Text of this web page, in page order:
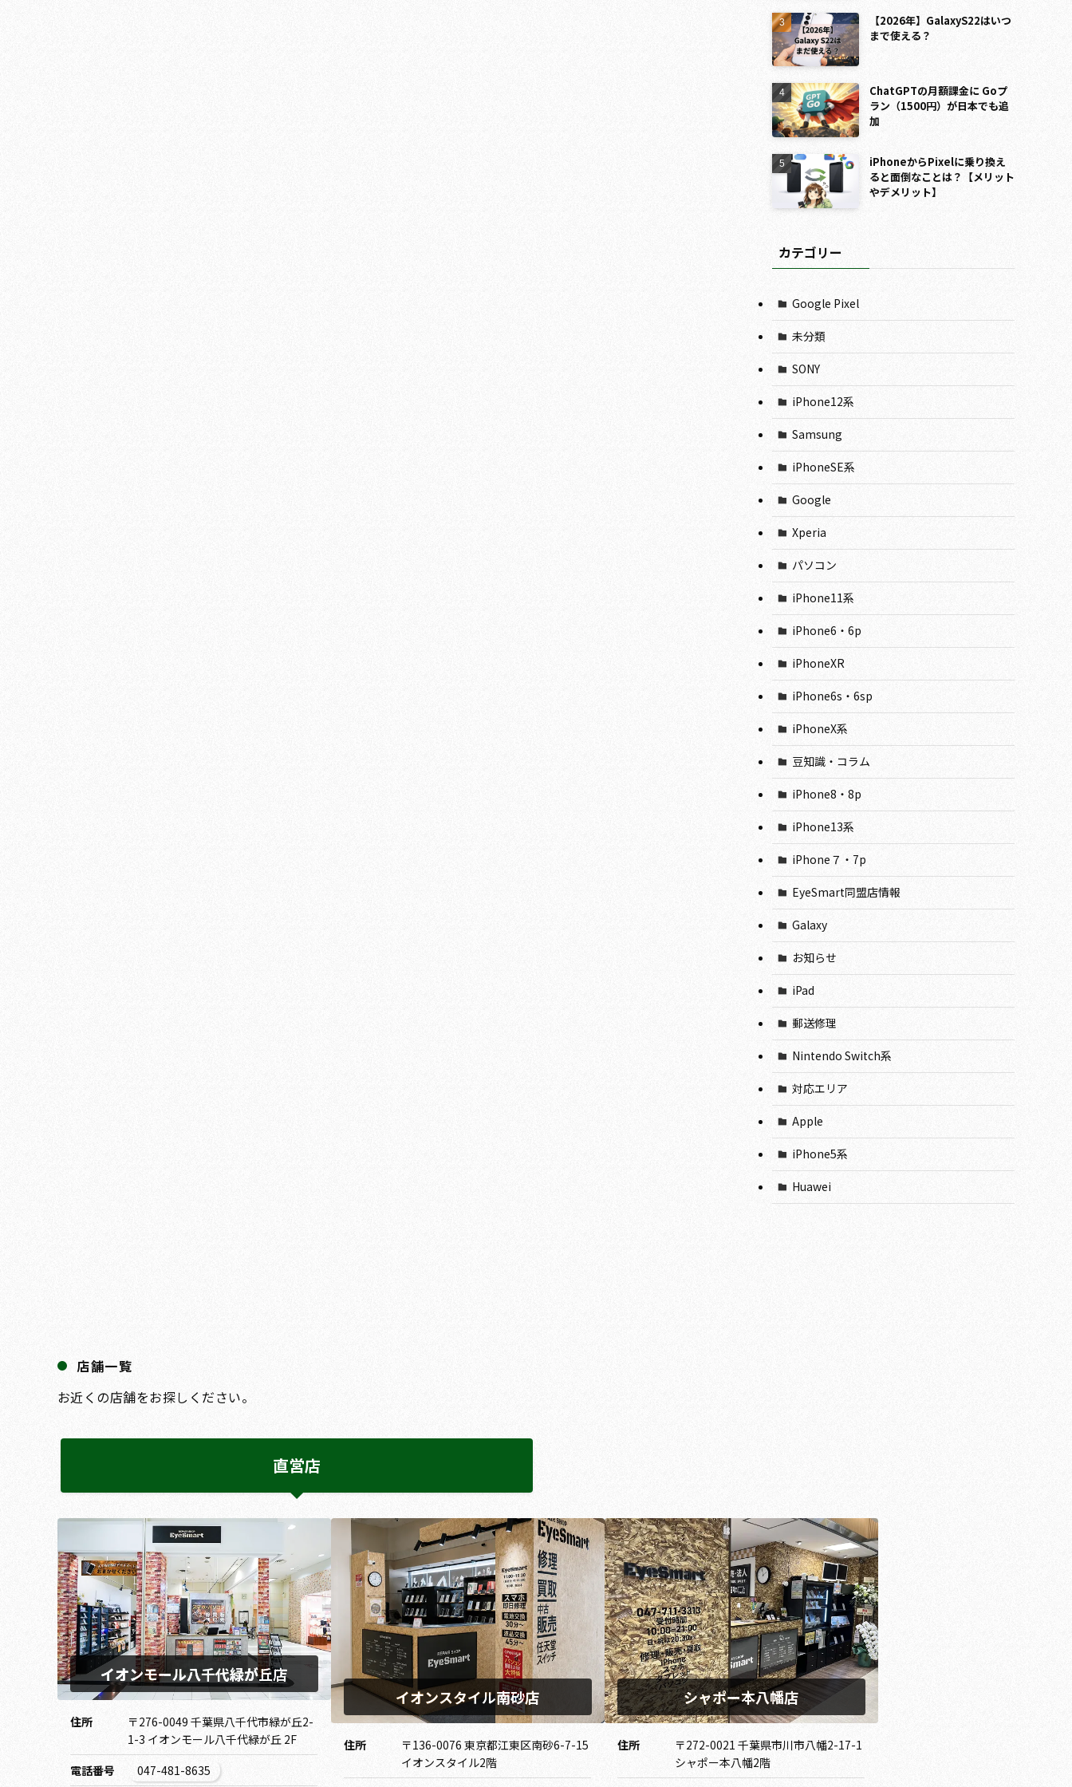
【2026年】GalaxyS22はいつ
まで使える？
ChatGPTの月額課金に Goプ
ラン（1500円）が日本でも追
加
iPhoneからPixelに乗り換え
ると面倒なことは？【メリット
やデメリット】
カテゴリー
Google Pixel
未分類
SONY
iPhone12系
Samsung
iPhoneSE系
Google
Xperia
パソコン
iPhone11系
iPhone6・6p
iPhoneXR
iPhone6s・6sp
iPhoneX系
豆知識・コラム
iPhone8・8p
iPhone13系
iPhone７・7p
EyeSmart同盟店情報
Galaxy
お知らせ
iPad
郵送修理
Nintendo Switch系
対応エリア
Apple
iPhone5系
Huawei
店舗一覧
お近くの店舗をお探しください。
直営店
イオンモール八千代緑が丘店
住所
〒276-0049 千葉県八千代市緑が丘2-
1-3 イオンモール八千代緑が丘 2F
電話番号
047-481-8635
イオンスタイル南砂店
住所
〒136-0076 東京都江東区南砂6-7-15
イオンスタイル2階
シャポー本八幡店
住所
〒272-0021 千葉県市川市八幡2-17-1
シャポー本八幡2階